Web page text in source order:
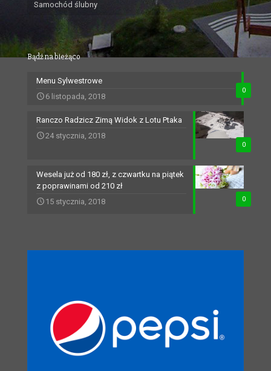
Samochód ślubny
Bądź na bieżąco
0
Menu Sylwestrowe
6 listopada, 2018
0
Ranczo Radzicz Zimą Widok z Lotu Ptaka
24 stycznia, 2018
0
Wesela już od 180 zł, z czwartku na piątek
z poprawinami od 210 zł
15 stycznia, 2018